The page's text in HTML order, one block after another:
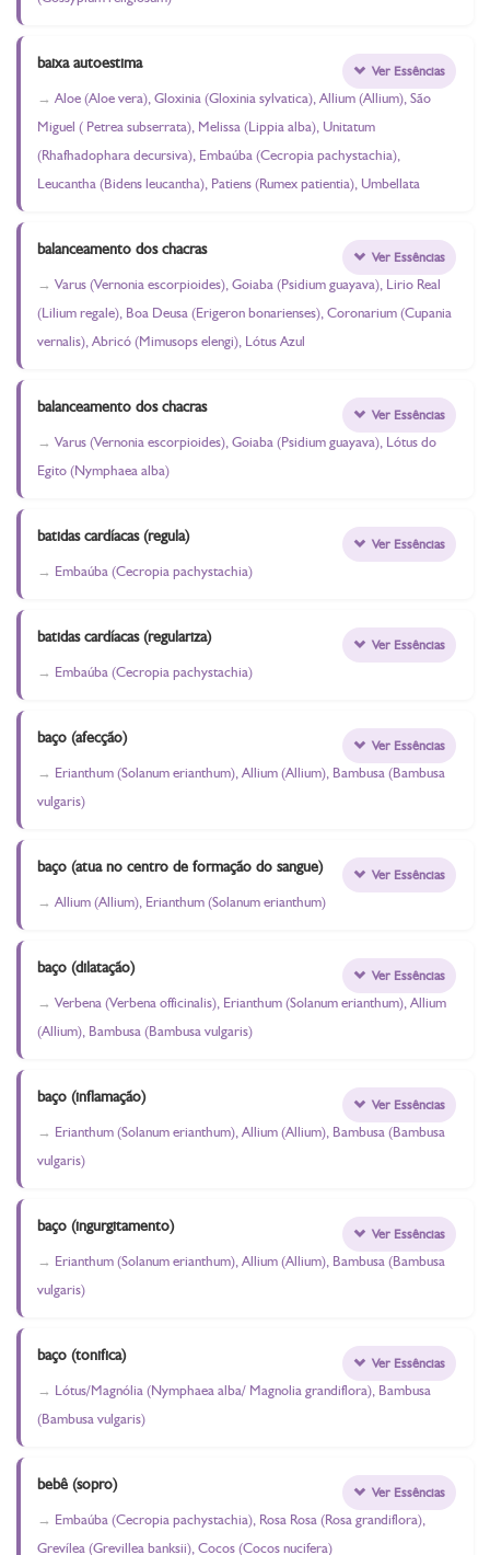
baixa autoestima
Aloe (Aloe vera), Gloxinia (Gloxinia sylvatica), Allium (Allium), São
Miguel ( Petrea subserrata), Melissa (Lippia alba), Unitatum
(Rhafhadophara decursiva), Embaúba (Cecropia pachystachia),
Leucantha (Bidens leucantha), Patiens (Rumex patientia), Umbellata
Ver Essências
balanceamento dos chacras
Varus (Vernonia escorpioides), Goiaba (Psidium guayava), Lirio Real
(Lilium regale), Boa Deusa (Erigeron bonarienses), Coronarium (Cupania
vernalis), Abricó (Mimusops elengi), Lótus Azul
Ver Essências
balanceamento dos chacras
Varus (Vernonia escorpioides), Goiaba (Psidium guayava), Lótus do
Egito (Nymphaea alba)
Ver Essências
batidas cardíacas (regula)
Embaúba (Cecropia pachystachia)
Ver Essências
batidas cardíacas (regulariza)
Embaúba (Cecropia pachystachia)
Ver Essências
baço (afecção)
Erianthum (Solanum erianthum), Allium (Allium), Bambusa (Bambusa
vulgaris)
Ver Essências
baço (atua no centro de formação do sangue)
Allium (Allium), Erianthum (Solanum erianthum)
Ver Essências
baço (dilatação)
Verbena (Verbena officinalis), Erianthum (Solanum erianthum), Allium
(Allium), Bambusa (Bambusa vulgaris)
Ver Essências
baço (inflamação)
Erianthum (Solanum erianthum), Allium (Allium), Bambusa (Bambusa
vulgaris)
Ver Essências
baço (ingurgitamento)
Erianthum (Solanum erianthum), Allium (Allium), Bambusa (Bambusa
vulgaris)
Ver Essências
baço (tonifica)
Lótus/Magnólia (Nymphaea alba/ Magnolia grandiflora), Bambusa
(Bambusa vulgaris)
Ver Essências
bebê (sopro)
Embaúba (Cecropia pachystachia), Rosa Rosa (Rosa grandiflora),
Grevílea (Grevillea banksii), Cocos (Cocos nucifera)
Ver Essências